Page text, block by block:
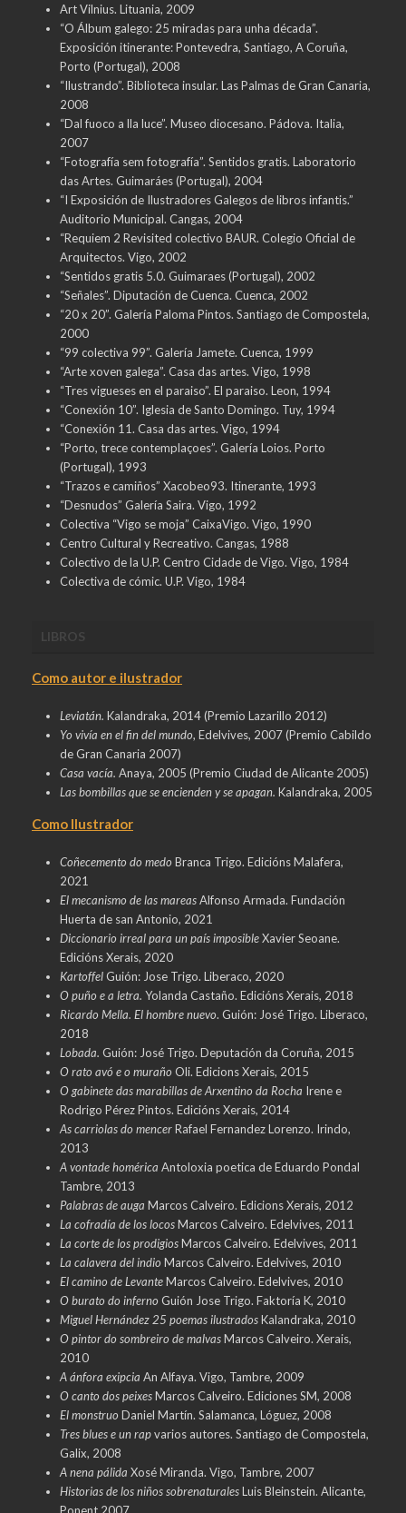
Art Vilnius. Lituania, 2009
“O Álbum galego: 25 miradas para unha década”.
Exposición itinerante: Pontevedra, Santiago, A Coruña,
Porto (Portugal), 2008
“Ilustrando”. Biblioteca insular. Las Palmas de Gran Canaria,
2008
“Dal fuoco a lla luce”. Museo diocesano. Pádova. Italia,
2007
“Fotografía sem fotografía”. Sentidos gratis. Laboratorio
das Artes. Guimaráes (Portugal), 2004
“I Exposición de Ilustradores Galegos de libros infantis.”
Auditorio Municipal. Cangas, 2004
“Requiem 2 Revisited colectivo BAUR. Colegio Oficial de
Arquitectos. Vigo, 2002
“Sentidos gratis 5.0. Guimaraes (Portugal), 2002
“Señales”. Diputación de Cuenca. Cuenca, 2002
“20 x 20”. Galería Paloma Pintos. Santiago de Compostela,
2000
“99 colectiva 99”. Galería Jamete. Cuenca, 1999
“Arte xoven galega”. Casa das artes. Vigo, 1998
“Tres vigueses en el paraiso”. El paraiso. Leon, 1994
“Conexión 10”. Iglesia de Santo Domingo. Tuy, 1994
“Conexión 11. Casa das artes. Vigo, 1994
“Porto, trece contemplaçoes”. Galería Loios. Porto
(Portugal), 1993
“Trazos e camiños” Xacobeo93. Itinerante, 1993
“Desnudos” Galería Saira. Vigo, 1992
Colectiva “Vigo se moja” CaixaVigo. Vigo, 1990
Centro Cultural y Recreativo. Cangas, 1988
Colectivo de la U.P. Centro Cidade de Vigo. Vigo, 1984
Colectiva de cómic. U.P. Vigo, 1984
LIBROS
Como autor e ilustrador
Leviatán. Kalandraka, 2014 (Premio Lazarillo 2012)
Yo vivía en el fin del mundo, Edelvives, 2007 (Premio Cabildo
de Gran Canaria 2007)
Casa vacía. Anaya, 2005 (Premio Ciudad de Alicante 2005)
Las bombillas que se encienden y se apagan. Kalandraka, 2005
Como Ilustrador
Coñecemento do medo Branca Trigo. Edicións Malafera,
2021
El mecanismo de las mareasAlfonso Armada. Fundación
Huerta de san Antonio, 2021
Diccionario irreal para un país imposibleXavier Seoane.
Edicións Xerais, 2020
KartoffelGuión: Jose Trigo. Liberaco, 2020
O puño e a letra. Yolanda Castaño. Edicións Xerais, 2018
Ricardo Mella. El hombre nuevo. Guión: José Trigo. Liberaco,
2018
Lobada. Guión: José Trigo. Deputación da Coruña, 2015
O rato avó e o muraño Oli. Edicions Xerais, 2015
O gabinete das marabillas de Arxentino da Rocha Irene e
Rodrigo Pérez Pintos. Edicións Xerais, 2014
As carriolas do mencerRafael Fernandez Lorenzo. Irindo,
2013
A vontade homérica Antoloxia poetica de Eduardo Pondal
Tambre, 2013
Palabras de auga Marcos Calveiro. Edicions Xerais, 2012
La cofradía de los locosMarcos Calveiro. Edelvives, 2011
La corte de los prodigiosMarcos Calveiro. Edelvives, 2011
La calavera del indio Marcos Calveiro. Edelvives, 2010
El camino de LevanteMarcos Calveiro. Edelvives, 2010
O burato do inferno Guión Jose Trigo. Faktoría K, 2010
Miguel Hernández 25 poemas ilustradosKalandraka, 2010
O pintor do sombreiro de malvasMarcos Calveiro. Xerais,
2010
A ánfora exipcia An Alfaya. Vigo, Tambre, 2009
O canto dos peixesMarcos Calveiro. Ediciones SM, 2008
El monstruo Daniel Martín. Salamanca, Lóguez, 2008
Tres blues e un rapvarios autores. Santiago de Compostela,
Galix, 2008
A nena pálida Xosé Miranda. Vigo, Tambre, 2007
Historias de los niños sobrenaturalesLuis Bleinstein. Alicante,
Ponent,2007